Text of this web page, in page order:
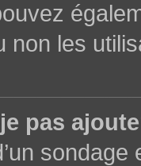
non les
pas